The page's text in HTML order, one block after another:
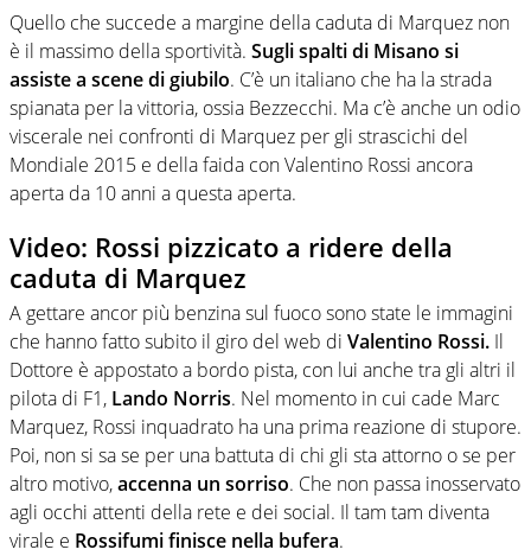
Quello che succede a margine della caduta di Marquez non
è il massimo della sportività. Sugli spalti di Misano si
assiste a scene di giubilo. C’è un italiano che ha la strada
spianata per la vittoria, ossia Bezzecchi. Ma c’è anche un odio
viscerale nei confronti di Marquez per gli strascichi del
Mondiale 2015 e della faida con Valentino Rossi ancora
aperta da 10 anni a questa aperta.
Video: Rossi pizzicato a ridere della
caduta di Marquez
A gettare ancor più benzina sul fuoco sono state le immagini
che hanno fatto subito il giro del web di Valentino Rossi. Il
Dottore è appostato a bordo pista, con lui anche tra gli altri il
pilota di F1, Lando Norris. Nel momento in cui cade Marc
Marquez, Rossi inquadrato ha una prima reazione di stupore.
Poi, non si sa se per una battuta di chi gli sta attorno o se per
altro motivo,accenna un sorriso. Che non passa inosservato
agli occhi attenti della rete e dei social. Il tam tam diventa
virale e Rossifumi finisce nella bufera.